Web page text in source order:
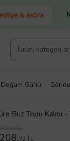
Doğum Günü
Buz Topu Kalıbı
235,66 TL
208,72 TL